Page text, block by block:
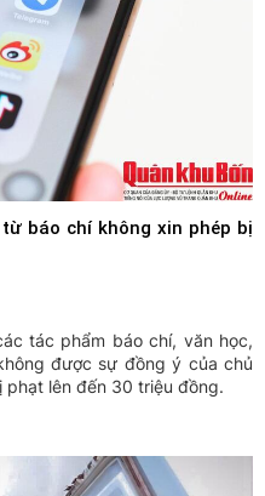
báo chí không xin phép bị
tác phẩm báo chí, văn học,
được sự đồng ý của chủ
lên đến 30 triệu đồng.